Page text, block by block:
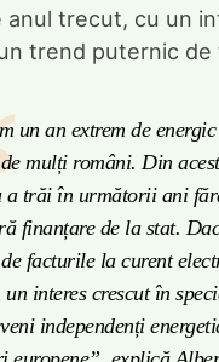
anul trecut, cu un
trend puternic
un an extrem de
mulți români. Din
a trăi în următorii ani
finanțare de la stat.
facturile la curent
un interes crescut în
independenți